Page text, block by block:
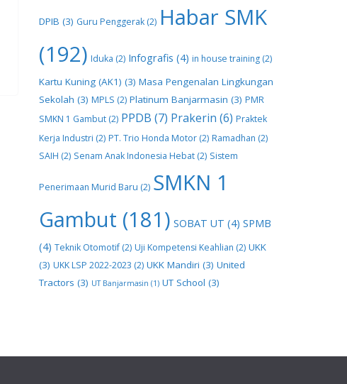
DPIB (3) Guru Penggerak (2) Habar SMK
(192) Iduka (2) Infografis (4) in house training (2)
Kartu Kuning (AK1) (3) Masa Pengenalan Lingkungan
Sekolah (3) MPLS (2) Platinum Banjarmasin (3) PMR
SMKN 1 Gambut (2) PPDB (7) Prakerin (6) Praktek
Kerja Industri (2) PT. Trio Honda Motor (2) Ramadhan (2)
SAIH (2) Senam Anak Indonesia Hebat (2) Sistem
Penerimaan Murid Baru (2) SMKN 1
Gambut (181) SOBAT UT (4) SPMB
(4) Teknik Otomotif(2) Uji Kompetensi Keahlian (2) UKK
(3) UKK LSP 2022-2023 (2) UKK Mandiri (3) United
Tractors (3) UT Banjarmasin (1) UT School (3)